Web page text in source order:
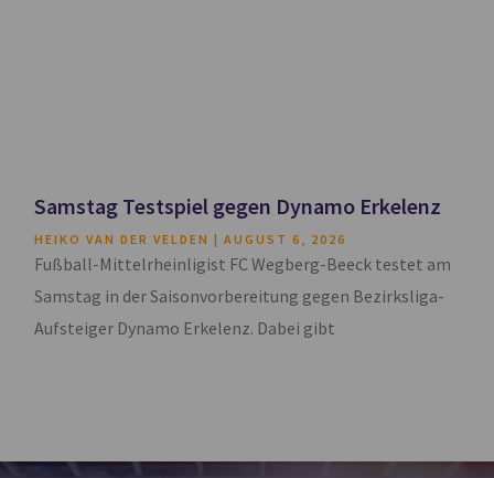
Samstag Testspiel gegen Dynamo Erkelenz
HEIKO VAN DER VELDEN AUGUST 6, 2026
Fußball-Mittelrheinligist FC Wegberg-Beeck testet am
Samstag in der Saisonvorbereitung gegen Bezirksliga-
Aufsteiger Dynamo Erkelenz. Dabei gibt